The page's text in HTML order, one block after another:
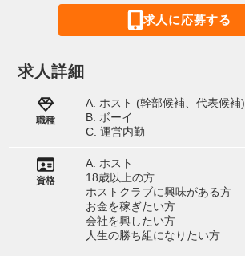
求人に応募する
求人詳細
職種
A. ホスト (幹部候補、代表候補)
B. ボーイ
C. 運営内勤
資格
A. ホスト
18歳以上の方
ホストクラブに興味がある方
お金を稼ぎたい方
会社を興したい方
人生の勝ち組になりたい方